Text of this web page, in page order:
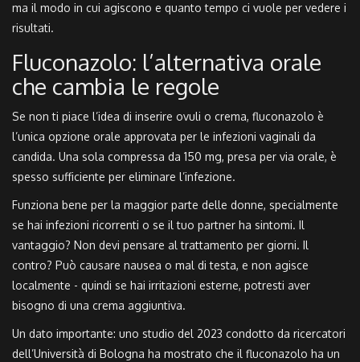
ma il modo in cui agiscono e quanto tempo ci vuole per vedere i
risultati.
Fluconazolo: l’alternativa orale
che cambia le regole
Se non ti piace l’idea di inserire ovuli o crema, fluconazolo è
l’unica opzione orale approvata per le infezioni vaginali da
candida. Una sola compressa da 150 mg, presa per via orale, è
spesso sufficiente per eliminare l’infezione.
Funziona bene per la maggior parte delle donne, specialmente
se hai infezioni ricorrenti o se il tuo partner ha sintomi. Il
vantaggio? Non devi pensare al trattamento per giorni. Il
contro? Può causare nausea o mal di testa, e non agisce
localmente - quindi se hai irritazioni esterne, potresti aver
bisogno di una crema aggiuntiva.
Un dato importante: uno studio del 2023 condotto da ricercatori
dell’Università di Bologna ha mostrato che il fluconazolo ha un